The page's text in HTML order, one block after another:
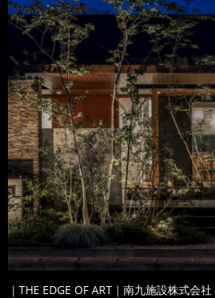
｜THE EDGE OF ART｜南九施設株式会社